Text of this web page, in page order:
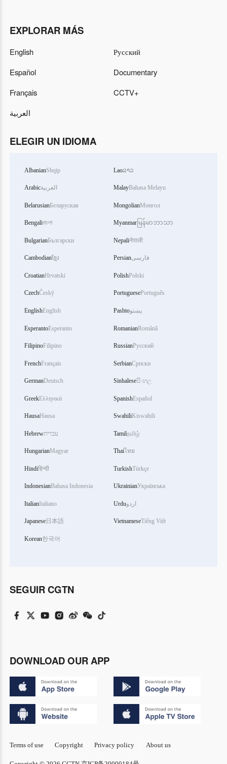
EXPLORAR MÁS
English
Español
Français
العربية
Русский
Documentary
CCTV+
ELEGIR UN IDIOMA
AlbanianShqip
Arabicالعربية
BelarusianБеларуская
Bengaliবাংলা
BulgarianБългарски
Cambodianខ្មែរ
CroatianHrvatski
CzechČeský
EnglishEnglish
EsperantoEsperanto
FilipinoFilipino
FrenchFrançais
GermanDeutsch
GreekΕλληνικά
HausaHausa
Hebrewעברית
HungarianMagyar
Hindiहिन्दी
IndonesianBahasa Indonesia
ItalianItaliano
Japanese日本語
Korean한국어
Laoລາວ
MalayBahasa Melayu
MongolianМонгол
Myanmar မြန်မာဘာသာ
Nepaliनेपाली
Persianفارسی
PolishPolski
PortuguesePortuguês
Pashtoپښتو
RomanianRomână
RussianРусский
SerbianСрпски
Sinhaleseසිංහල
SpanishEspañol
SwahiliKiswahili
Tamilதமிழ்
Thaiไทย
TurkishTürkçe
UkrainianУкраїнська
Urduاردو
VietnameseTiếng Việt
SEGUIR CGTN
DOWNLOAD OUR APP
Terms of use Copyright Privacy policy About us